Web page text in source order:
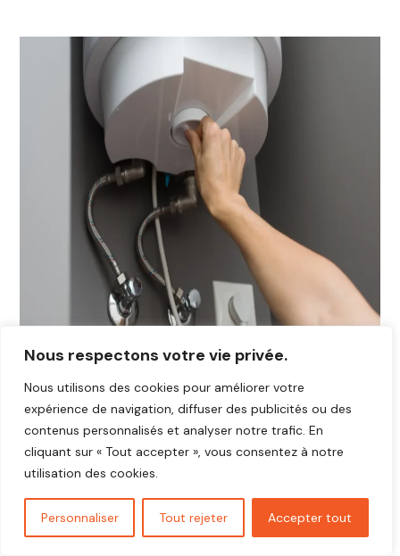
Nous respectons votre vie privée.
Nous utilisons des cookies pour améliorer votre
expérience de navigation, diffuser des publicités ou des
contenus personnalisés et analyser notre trafic. En
cliquant sur « Tout accepter », vous consentez à notre
utilisation des cookies.
Personnaliser Tout rejeter Accepter tout